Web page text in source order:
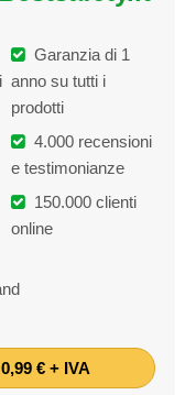
Garanzia di 1
anno su tutti i
prodotti
4.000 recensioni
e testimonianze
150.000 clienti
online
€ + IVA